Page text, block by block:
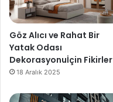
Göz Alıcı ve Rahat Bir
Yatak Odası
Dekorasyonuİçin Fikirler
18 Aralık 2025